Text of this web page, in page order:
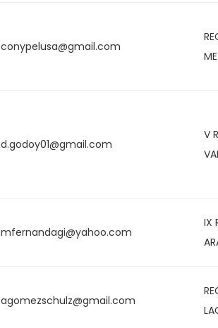
conypelusa@gmail.com
d.godoy01@gmail.com
V
mfernandagi@yahoo.com
IX
agomezschulz@gmail.com